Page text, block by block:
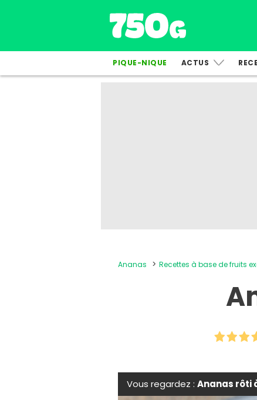
PIQUE-NIQUE ACTUS
Ananas Recettes à base de fruits
Vous regardez : Ananas rôti